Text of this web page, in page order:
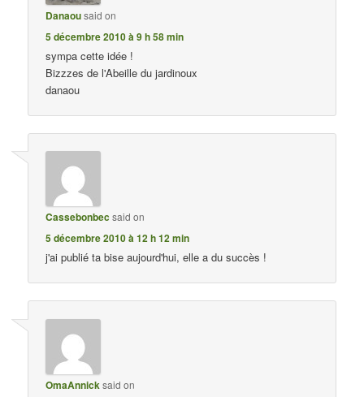
Danaousaid on
5 décembre 2010 à 9 h 58 min
sympa cette idée !
Bizzzes de l'Abeille du jardinoux
danaou
Cassebonbecsaid on
5 décembre 2010 à 12 h 12 min
j'ai publié ta bise aujourd'hui, elle a du succès !
OmaAnnick said on